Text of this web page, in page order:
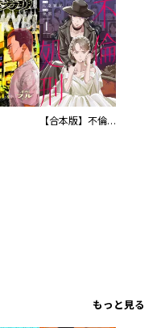
【合本版】不倫処刑
もっと見る